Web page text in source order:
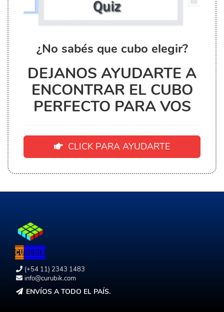
¿No sabés que cubo elegir?
DEJANOS AYUDARTE A
ENCONTRAR EL CUBO
PERFECTO PARA VOS
CLICK PARA AYUDARTE
(+54 11) 2343 1483
info@curubik.com
ENVÍOS A TODO EL PAÍS.